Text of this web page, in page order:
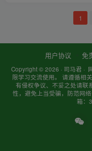
1
用户协议 免
Copyright © 2026 · 司马君 ·
限学习交流使用。 请遵循相
有侵权争议、不妥之处请联
性，避免上当受骗，防范网
箱：